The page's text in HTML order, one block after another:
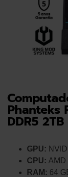
Phanteks
DDR5
GPU:
CPU: AMD
RAM: 64